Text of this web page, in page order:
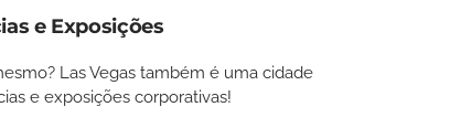
e Exposições
Las Vegas também é uma cidade
e exposições corporativas!